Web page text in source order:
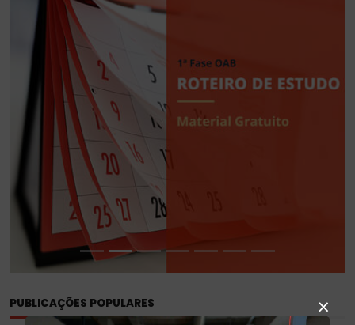
ORDEM
PUBLICAÇÕES POPULARES ×